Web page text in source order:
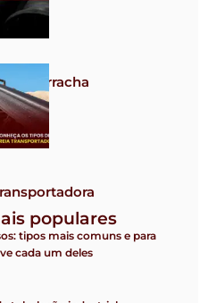
de borracha
populares
tipos mais comuns e para
cada um deles